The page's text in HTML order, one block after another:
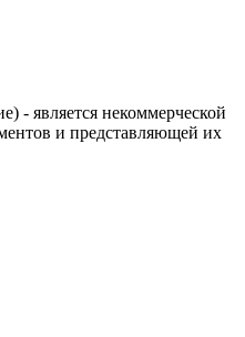
- является некоммерческой
и представляющей их